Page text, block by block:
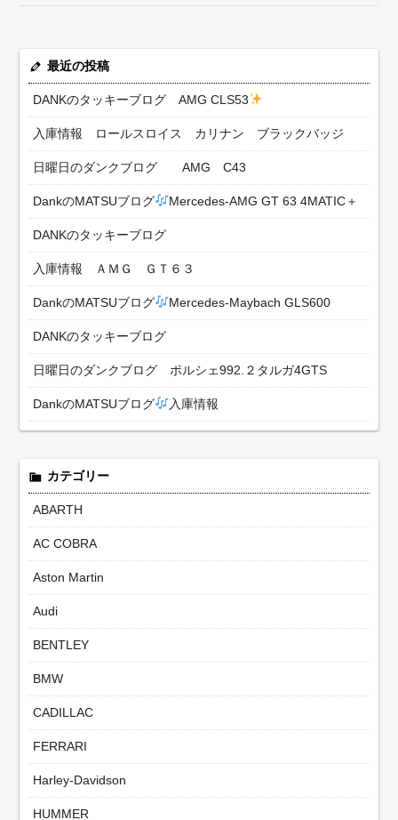
最近の投稿
DANKのタッキーブログ AMG CLS53
入庫情報 ロールスロイス カリナン ブラックバッジ
日曜日のダンクブログ AMG C43
DankのMATSUブログ Mercedes-AMG GT 63 4MATIC＋
DANKのタッキーブログ
入庫情報 ＡＭＧ ＧＴ６３
DankのMATSUブログ Mercedes-Maybach GLS600
DANKのタッキーブログ
日曜日のダンクブログ ポルシェ992.２タルガ4GTS
DankのMATSUブログ 入庫情報
カテゴリー
ABARTH
AC COBRA
Aston Martin
Audi
BENTLEY
BMW
CADILLAC
FERRARI
Harley-Davidson
HUMMER